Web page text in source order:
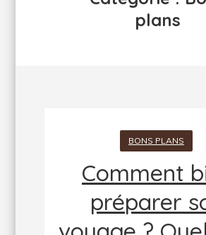
plans
BONS PLANS
Comment
préparer